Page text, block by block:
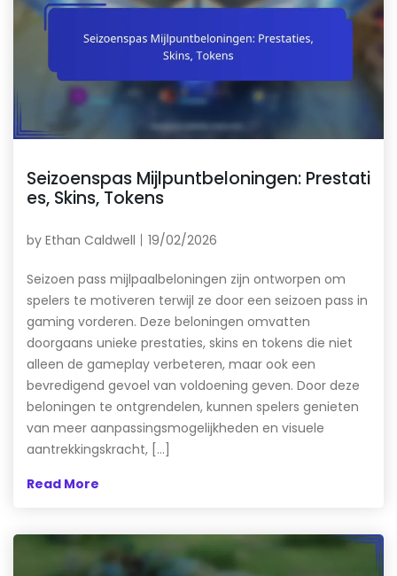
Seizoenspas Mijlpuntbeloningen: Prestati
es, Skins, Tokens
by Ethan Caldwell 19/02/2026
Seizoen pass mijlpaalbeloningen zijn ontworpen om
spelers te motiveren terwijl ze door een seizoen pass in
gaming vorderen. Deze beloningen omvatten
doorgaans unieke prestaties, skins en tokens die niet
alleen de gameplay verbeteren, maar ook een
bevredigend gevoel van voldoening geven. Door deze
beloningen te ontgrendelen, kunnen spelers genieten
van meer aanpassingsmogelijkheden en visuele
aantrekkingskracht, […]
Read More